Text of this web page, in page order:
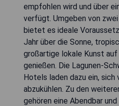
empfohlen wird und über
verfügt. Umgeben von
bietet es ideale
Jahr über die Sonne,
großartige lokale Kunst
genießen. Die Lagunen-
Hotels laden dazu ein, sich
abzukühlen. Zu den
gehören eine Abendbar